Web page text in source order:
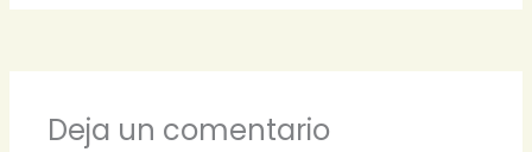
Deja un comentario